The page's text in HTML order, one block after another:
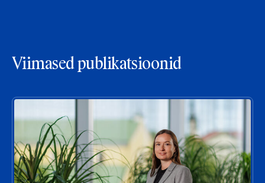
Viimased publikatsioonid